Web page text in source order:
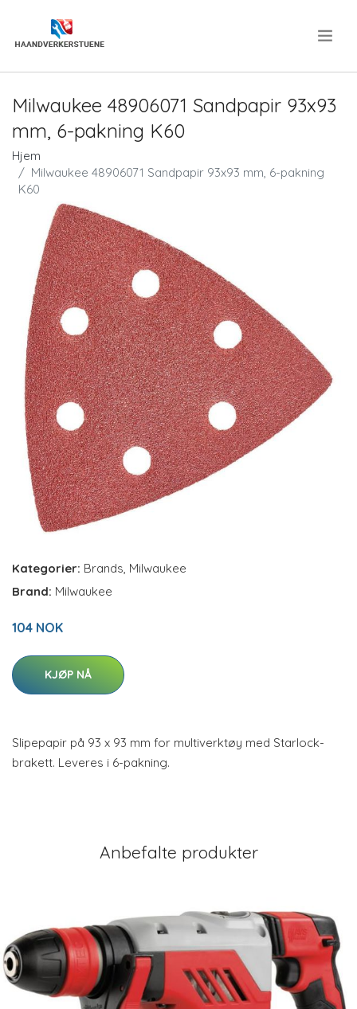
Milwaukee 48906071 Sandpapir 93x93
mm, 6-pakning K60
Hjem
Milwaukee 48906071 Sandpapir 93x93 mm, 6-pakning
K60
Kategorier: Brands, Milwaukee
Brand: Milwaukee
104 NOK
KJØP NÅ
Slipepapir på 93 x 93 mm for multiverktøy med Starlock-
brakett. Leveres i 6-pakning.
Anbefalte produkter